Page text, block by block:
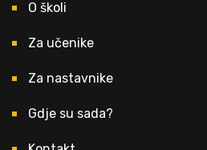
O školi
Za učenike
Za nastavnike
Gdje su sada?